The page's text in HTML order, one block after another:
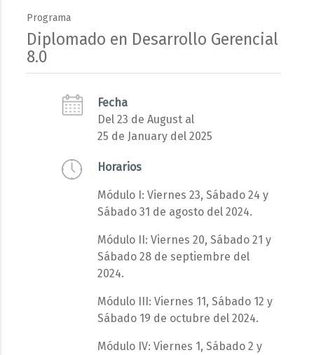
Programa
Diplomado en Desarrollo Gerencial
8.0
Fecha
Del 23 de August al
25 de January del 2025
Horarios
Módulo I: Viernes 23, Sábado 24 y
Sábado 31 de agosto del 2024.
Módulo II: Viernes 20, Sábado 21 y
Sábado 28 de septiembre del
2024.
Módulo III: Viernes 11, Sábado 12 y
Sábado 19 de octubre del 2024.
Módulo IV: Viernes 1, Sábado 2 y